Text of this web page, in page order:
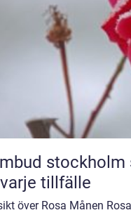
stockholm så väljer du rätt blommor
tillfälle
över Rosa Månen